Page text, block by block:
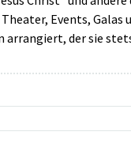
Events,
arrangiert, der sie